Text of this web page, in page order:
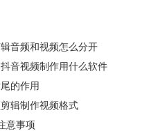
音频和视频怎么分开
音视频制作用什么软件
的作用
辑制作视频格式
意事项